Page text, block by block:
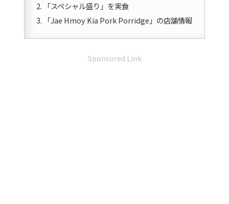
「スペシャル盛り」を実食
「Jae Hmoy Kia Pork Porridge」の店舗情報
Sponsored Link